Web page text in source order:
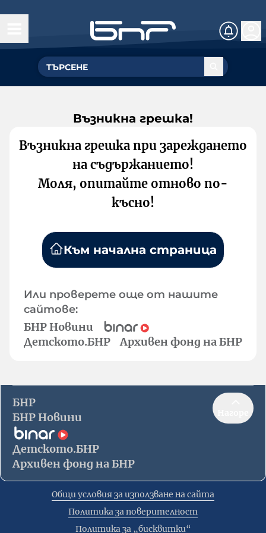
Възникна грешка!
Възникна грешка при зареждането
на съдържанието!
Моля, опитайте отново по-
късно!
Към начална страница
Или проверете още от нашите
сайтове:
БНР Новини
Детското.БНР
Архивен фонд на БНР
БНР
БНР Новини
Детското.БНР
Архивен фонд на БНР
Общи условия за използване на сайта
Политика за поверителност
Политика за „бисквитки“